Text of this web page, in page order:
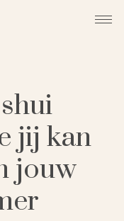
jij kan
jouw